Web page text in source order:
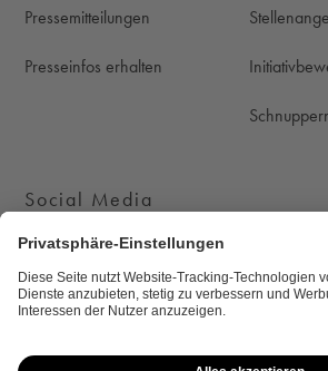
Pressemitteilungen
Presseinfos erhalten
Social Media
KLAFS auf Instagram
KLAFS auf Youtube
KLAFS auf Pinterest
KLAFS auf